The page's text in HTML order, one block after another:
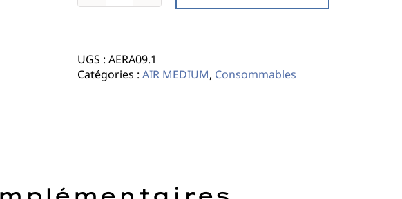
-
AIR
UGS : AERA09.1
Catégories : AIR MEDIUM, Consommables